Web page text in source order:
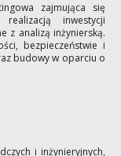
zajmująca się
inwestycji
z analizą inżynierską.
bezpieczeństwie i
budowy w oparciu o
i inżynieryjnych,